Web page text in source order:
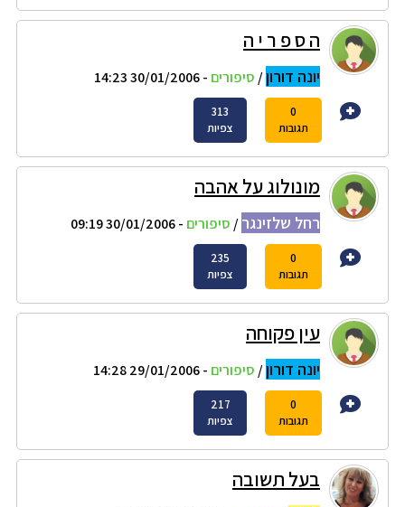
ה ס פ ר י ה
יונה דורון/ סיפורים - 30/01/2006 14:23
0
תגובות
313
צפיות
מונולוג על אהבה
רחל שלזינגר/ סיפורים - 30/01/2006 09:19
0
תגובות
235
צפיות
עין פקוחה
יונה דורון/ סיפורים - 29/01/2006 14:28
0
תגובות
217
צפיות
בעל תשובה